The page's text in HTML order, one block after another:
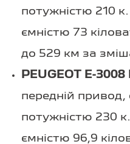
потужністю 210
ємністю 73
до 529 км за
PEUGEOT E-
передній
потужністю 230
ємністю 96,9